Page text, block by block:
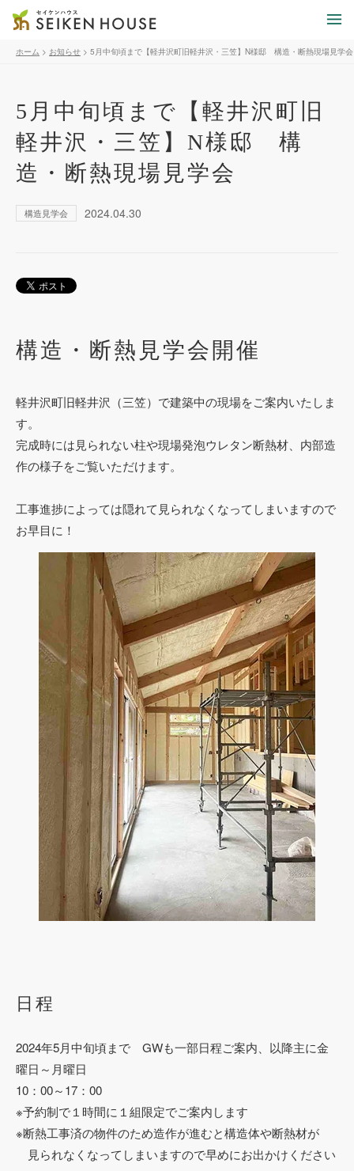
ホーム > お知らせ > 5月中旬頃まで【軽井沢町旧軽井沢・三笠】N様邸 構造・断熱現場見学会
5月中旬頃まで【軽井沢町旧
軽井沢・三笠】N様邸 構
造・断熱現場見学会
構造見学会 2024.04.30
構造・断熱見学会開催
軽井沢町旧軽井沢（三笠）で建築中の現場をご案内いた しま
す。
完成時には見られない柱や現場発泡ウレタン断熱材、内部造
作の様子をご覧いただけます。
工事進捗によっては隠れて見られなくなってしまいますので
お早目に！
日程
2024年5月中旬頃まで GWも一部日程ご案内、以降主に金
曜日～月曜日
10：00～17：00
※予約制で１時間に１組限定でご案内します
※断熱工事済の物件のため造作が進むと構造体や断熱材が
見られなくなってしまいますので早めにお出かけください